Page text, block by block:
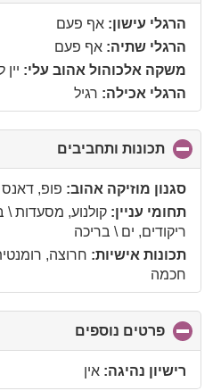
collapseהרגלי עישון: אף פעם
הרגלי שתיה: אף פעם
משקה אלכוהול אהוב עלי: יין
הרגלי אכילה: רגיל
תכונות ותחביבים
to
collapse
סגנון מוזיקה אהוב: פופ, דאנס
תחומי עניין: קולנוע, מסעדות \
ריקודים, ים \ בריכה
תכונות אישיות: חרוצה,
חכמה
פרטים נוספים
to
רישיון נהיגה: אין